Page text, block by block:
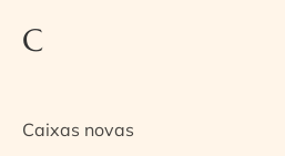
C
Caixas novas